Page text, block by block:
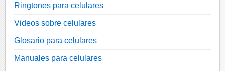
Ringtones para celulares
Videos sobre celulares
Glosario para celulares
Manuales para celulares